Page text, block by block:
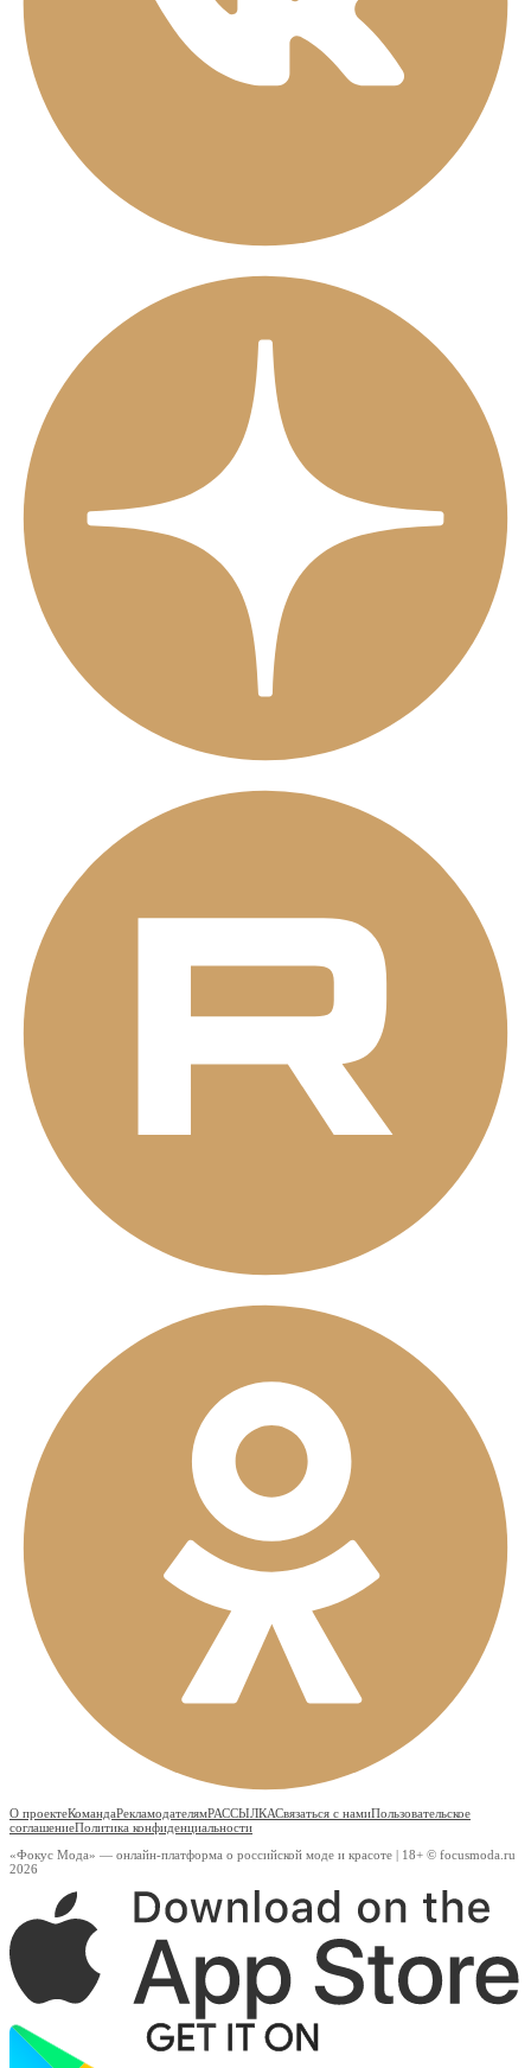
О проектеКомандаРекламодателямРАССЫЛКАСвязаться с намиПользовательское
соглашениеПолитика конфиденциальности
«Фокус Мода» — онлайн-платформа о российской моде и красоте | 18+ © focusmoda.ru
2026